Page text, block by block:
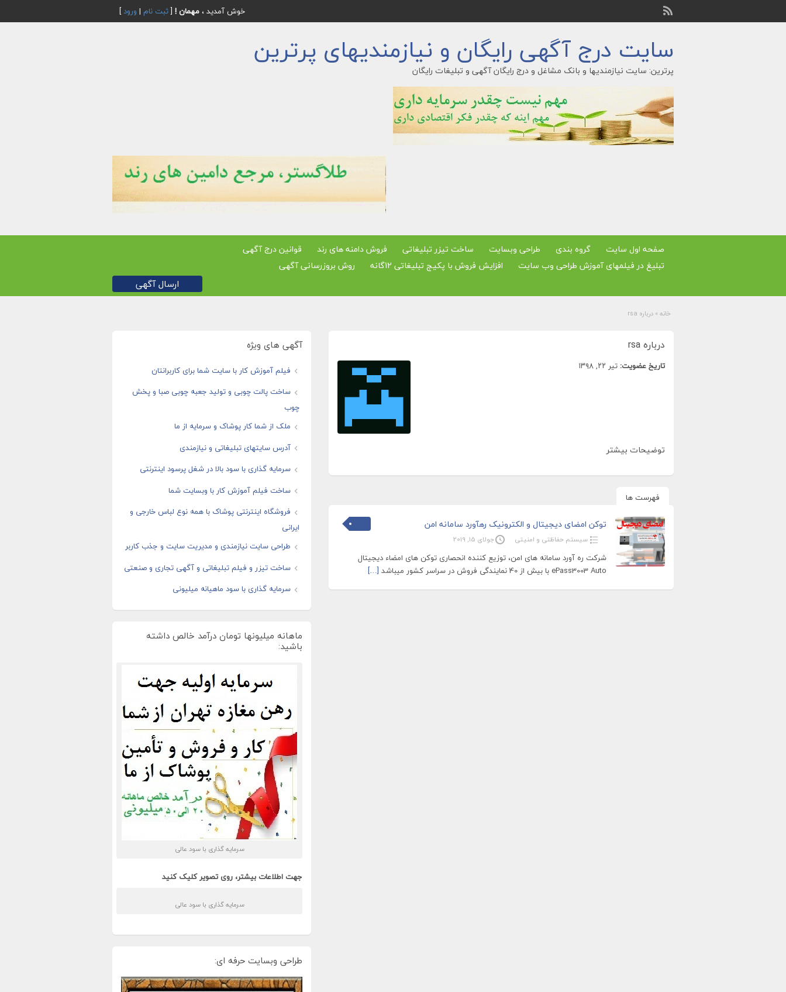
خوش آمدید ، مهمان ! [ثبت نام | ورود]
سایت درج آگهی رایگان و نیازمندیهای پرترین
پرترین: سایت نیازمندیها و بانک مشاغل و درج رایگان آگهی و تبلیغات رایگان
صفحه اول سایت گروه بندی طراحی وبسایت ساخت تیزر تبلیغاتی فروش دامنه های رند
قوانین درج آگهی
تبلیغ در فیلمهای آموزش طراحی وب سایت
افزایش فروش با پکیج تبلیغاتی 12گانه روش بروزرسانی آگهی
ارسال آگهی
خانه » درباره rsa
درباره rsa
تاریخ عضویت: تیر ۲۲, ۱۳۹۸
توضیحات بیشتر
فهرست ها
توکن امضای دیجیتال و الکترونیک رهآورد سامانه امن
سیستم حفاظتی و امنیتی جولای 15, 2019
شرکت ره آورد سامانه های امن، توزیع کننده انحصاری توکن های امضاء دیجیتال
ePass3003 Auto با بیش از 40 نمایندگی فروش در سراسر کشور میباشد
[…]
آگهی های ویژه
فیلم آموزش کار با سایت شما برای کاربرانتان
ساخت پالت چوبی و تولید جعبه چوبی صبا و پخش
چوب
ملک از شما کار پوشاک و سرمایه از ما
آدرس سایتهای تبلیغاتی و نیازمندی
سرمایه گذاری با سود بالا در شغل پرسود اینترنتی
ساخت فیلم آموزش کار با وبسایت شما
فروشگاه اینترنتی پوشاک با همه نوع لباس خارجی و
ایرانی
طراحی سایت نیازمندی و مدیریت سایت و جذب کاربر
ساخت تیزر و فیلم تبلیغاتی و آگهی تجاری و صنعتی
سرمایه گذاری با سود ماهیانه میلیونی
ماهانه میلیونها تومان درآمد خالص داشته
باشید:
سرمایه گذاری با سود عالی
جهت اطلاعات بیشتر، روی تصویر کلیک کنید
سرمایه گذاری با سود عالی
طراحی وبسایت حرفه ای: